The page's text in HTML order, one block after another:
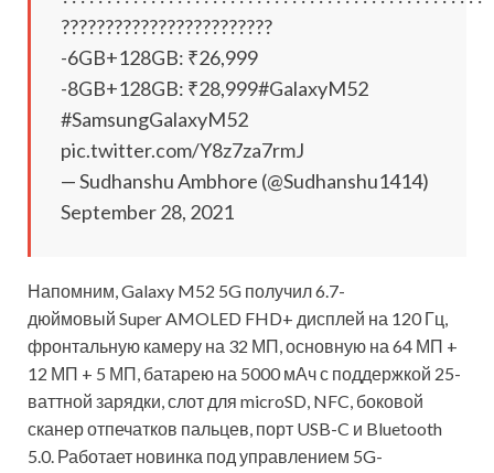
????????????????????????
-6GB+128GB: ₹26,999
-8GB+128GB: ₹28,999#GalaxyM52
#SamsungGalaxyM52
pic.twitter.com/Y8z7za7rmJ
— Sudhanshu Ambhore (@Sudhanshu1414)
September 28, 2021
Напомним, Galaxy M52 5G получил 6.7-
дюймовый Super AMOLED FHD+ дисплей на 120 Гц,
фронтальную камеру на 32 МП, основную на 64 МП +
12 МП + 5 МП, батарею на 5000 мАч с поддержкой 25-
ваттной зарядки, слот для microSD, NFC, боковой
сканер отпечатков пальцев, порт USB-C и Bluetooth
5.0. Работает новинка под управлением 5G-